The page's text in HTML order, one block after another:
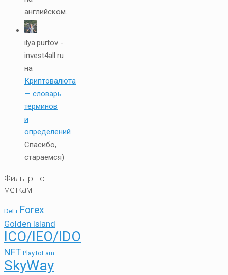
английском.
ilya.purtov -
invest4all.ru
на
Криптовалюта
— словарь
терминов
и
определений
Спасибо,
стараемся)
Фильтр по
меткам
DeFi Forex
Golden Island
ICO/IEO/IDO
NFT PlayToEarn
SkyWay